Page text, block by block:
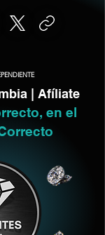
| Afíliate
en el